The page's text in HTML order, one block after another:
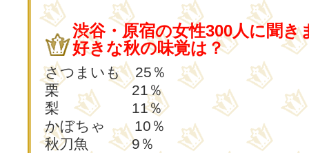
渋谷・原宿の女性300人に聞き
好きな秋の味覚は？
さつまいも 25％
栗 21％
梨 11％
かぼちゃ 10％
秋刀魚 9％